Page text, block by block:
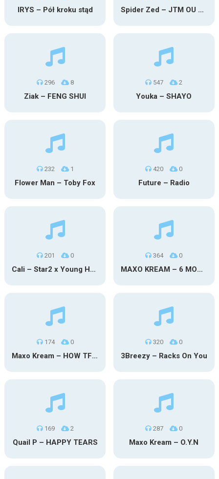
IRYS – Pół kroku stąd Spider Zed – JTM OU TG
296 8
Ziak – FENG SHUI
547 2
Youka – SHAYO
232 1
Flower Man – Toby Fox
420 0
Future – Radio
201 0
Cali – Star2 x Young Henny
364 0
MAXO KREAM – 6 MONTHS CLEAN
174 0
Maxo Kream – HOW TF I’M LUCKY
320 0
3Breezy – Racks On You
169 2
Quail P – HAPPY TEARS
287 0
Maxo Kream – O.Y.N